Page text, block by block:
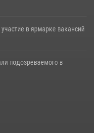
в ярмарке вакансий
подозреваемого в